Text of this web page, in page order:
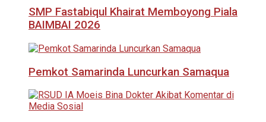
SMP Fastabiqul Khairat Memboyong Piala
BAIMBAI 2026
Pemkot Samarinda Luncurkan Samaqua